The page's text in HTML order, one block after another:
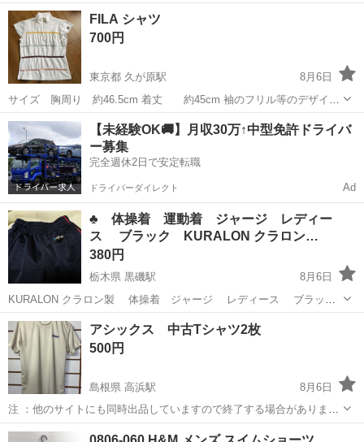
みしませんか？ 家電、趣味・スポーツ・レジャー用品、こども用品、
衣料服飾品、生活雑貨、家具、本、CD・DVDなどが無料でまとめて持
ち込めます！ ※詳細はこ...
千葉 千葉市
FILA シャツ
700円
東京都 久が原駅
8月6日
サイズ 胸周り 約46.5cm 着丈 約45cm 袖のフリル等のデザイン
が可愛くて某サイトで購入したのですが、自分には似合わないので出
品します。 試着のみです。
東京 大田区 久が原駅 スポーツウェア FILA
【未経験OK🚚】月収30万↑中型免許ドライバ
ー募集
完全週休2日で安定転職
ドライバーダイレクト Ad
♣ 体操着 運動着 ジャージ レディー
ス ブラック KURALON クラロン…
380円
栃木県 黒磯駅
8月6日
KURALON クラロン製 体操着 ジャージ レディース ブラッ
ク 赤1本線 サイズ: L 部屋着 部活動 作業着等にも 家族が着ないの
で出品します 新品では無いので...
栃木 那須郡 黒磯駅 スポーツウェア 体操着
アシックス 中古Tシャツ2枚
500円
島根県 高浜駅
8月6日
注 ：他のサイトにも同時出品していますので終了する場合がありま
す。 吸汗速乾性に優れた素材を使用した、シンプルなデザインのスポ
島根 出雲市 スポーツウェア